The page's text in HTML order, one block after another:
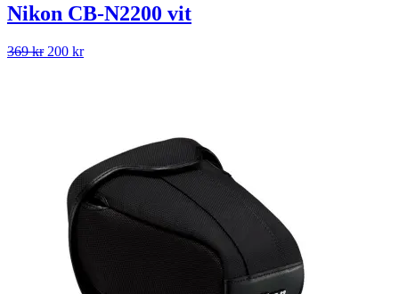
Nikon CB-N2200 vit
369kr Det
200 krDet